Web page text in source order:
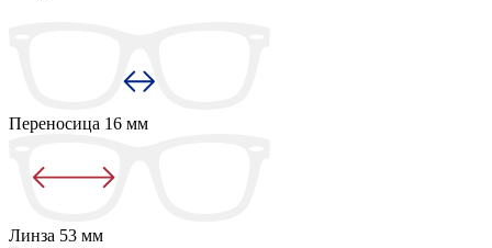
Переносица 16 мм
Линза 53 мм